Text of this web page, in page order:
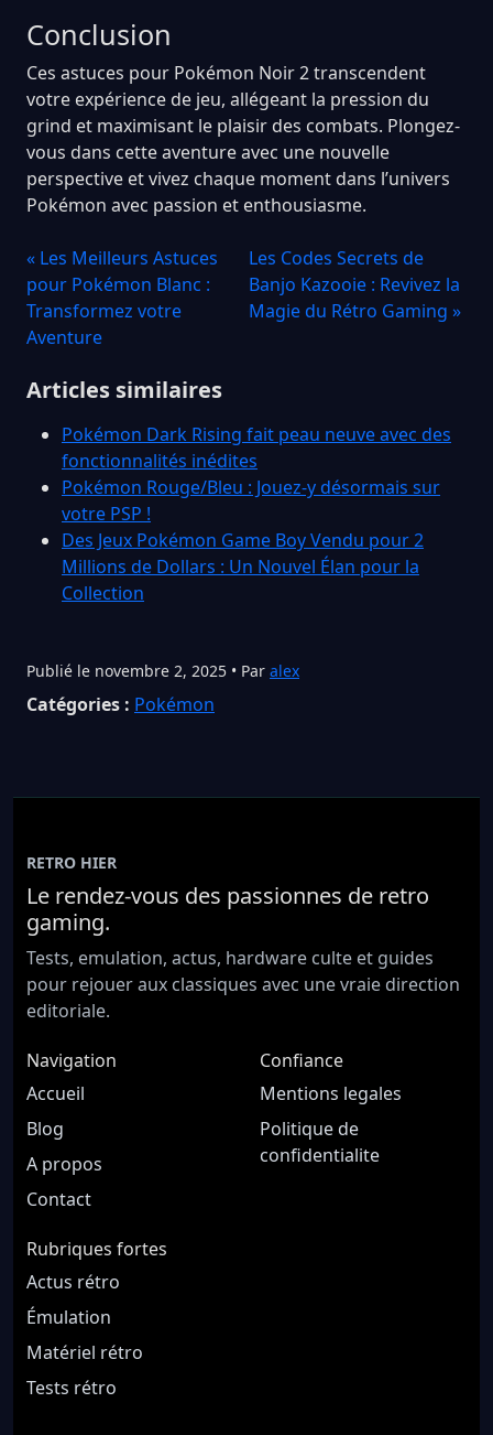
Conclusion
Ces astuces pour Pokémon Noir 2 transcendent
votre expérience de jeu, allégeant la pression du
grind et maximisant le plaisir des combats. Plongez-
vous dans cette aventure avec une nouvelle
perspective et vivez chaque moment dans l’univers
Pokémon avec passion et enthousiasme.
« Les Meilleurs Astuces
pour Pokémon Blanc :
Transformez votre
Aventure
Les Codes Secrets de
Banjo Kazooie : Revivez la
Magie du Rétro Gaming »
Articles similaires
Pokémon Dark Rising fait peau neuve avec des
fonctionnalités inédites
Pokémon Rouge/Bleu : Jouez-y désormais sur
votre PSP !
Des Jeux Pokémon Game Boy Vendu pour 2
Millions de Dollars : Un Nouvel Élan pour la
Collection
Publié le novembre 2, 2025 • Par alex
Catégories : Pokémon
RETRO HIER
Le rendez-vous des passionnes de retro
gaming.
Tests, emulation, actus, hardware culte et guides
pour rejouer aux classiques avec une vraie direction
editoriale.
Navigation
Accueil
Blog
A propos
Contact
Confiance
Mentions legales
Politique de
confidentialite
Rubriques fortes
Actus rétro
Émulation
Matériel rétro
Tests rétro